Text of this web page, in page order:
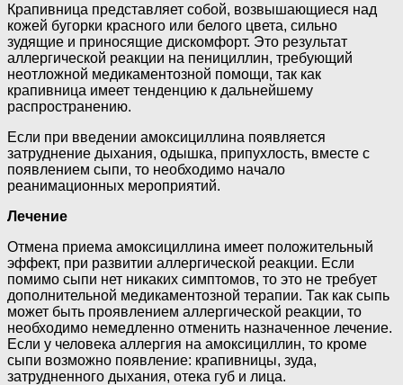
Крапивница представляет собой, возвышающиеся над
кожей бугорки красного или белого цвета, сильно
зудящие и приносящие дискомфорт. Это результат
аллергической реакции на пенициллин, требующий
неотложной медикаментозной помощи, так как
крапивница имеет тенденцию к дальнейшему
распространению.
Если при введении амоксициллина появляется
затруднение дыхания, одышка, припухлость, вместе с
появлением сыпи, то необходимо начало
реанимационных мероприятий.
Лечение
Отмена приема амоксициллина имеет положительный
эффект, при развитии аллергической реакции. Если
помимо сыпи нет никаких симптомов, то это не требует
дополнительной медикаментозной терапии. Так как сыпь
может быть проявлением аллергической реакции, то
необходимо немедленно отменить назначенное лечение.
Если у человека аллергия на амоксициллин, то кроме
сыпи возможно появление: крапивницы, зуда,
затрудненного дыхания, отека губ и лица.